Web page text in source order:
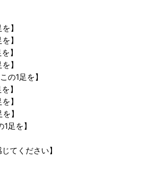
】
】
】
】
の1足を】
】
】
】
足を】
てください】